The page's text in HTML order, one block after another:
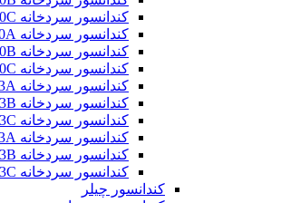
کندانسور سردخانه ACS-350C
کندانسور سردخانه ACS-450A
کندانسور سردخانه ACS-450B
کندانسور سردخانه ACS-450C
کندانسور سردخانه ACS-463A
کندانسور سردخانه ACS-463B
کندانسور سردخانه ACS-463C
کندانسور سردخانه ACS-663A
کندانسور سردخانه ACS-663B
کندانسور سردخانه ACS-663C
کندانسور چیلر